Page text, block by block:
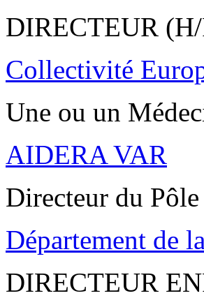
DIRECTEUR
Collectivité
Une ou un
AIDERA VAR
Directeur du
Département de
DIRECTEUR